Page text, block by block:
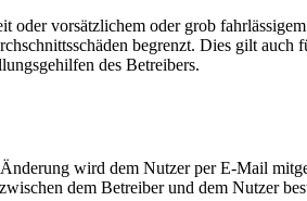
vorsätzlichem oder grob
begrenzt. Dies gilt auch
des Betreibers.
wird dem Nutzer per E-Mail
dem Betreiber und dem Nutzer